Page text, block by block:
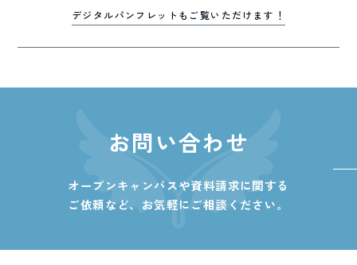
デジタルパンフレットもご覧いただけます！
お問い合わせ
オープンキャンパスや資料請求に関する
ご依頼など、 お気軽にご相談ください。